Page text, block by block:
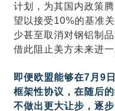
计划，为其国内政策
望以接受10%的基准
少甚至取消对钢铝制
借此阻止美方未来进
即便欧盟能够在7月9
框架性协议，在随后
不做出更大让步，逐